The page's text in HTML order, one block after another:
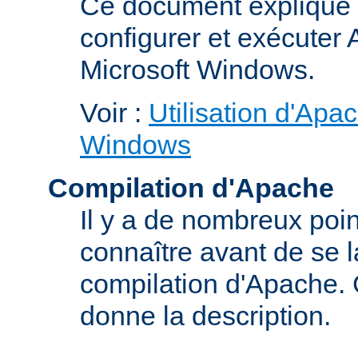
configurer et exécuter
Microsoft Windows.
Voir : Utilisation
Windows
Compilation d'Apache
Il y a de nombreux
connaître avant de se
compilation d'Apache.
donne la description.